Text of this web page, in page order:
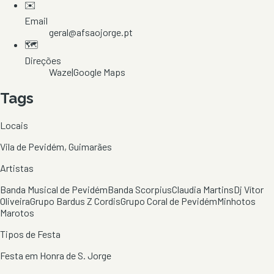
✉️
Email
geral@afsaojorge.pt
🗺️
Direções
Waze|Google Maps
Tags
Locais
Vila de Pevidém, Guimarães
Artistas
Banda Musical de PevidémBanda ScorpiusClaudia MartinsDj Vítor
OliveiraGrupo Bardus Z CordisGrupo Coral de PevidémMinhotos
Marotos
Tipos de Festa
Festa em Honra de S. Jorge